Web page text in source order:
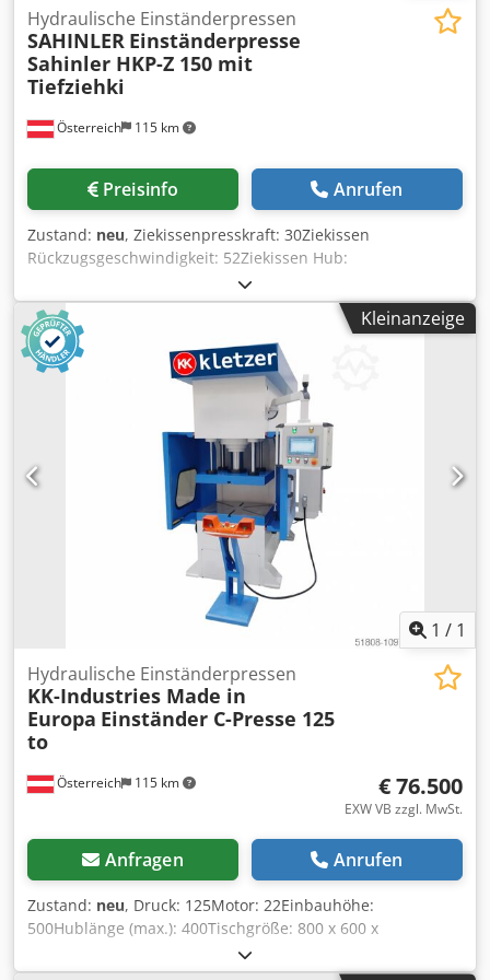
Österreich 115 km
Hydraulische Einständerpressen
SAHINLER Einständerpresse
Sahinler HKP-Z 150 mit
Tiefziehki
Preisinfo Anrufen
Zustand: neu, Ziekissenpresskraft: 30Ziekissen
Rückzugsgeschwindigkeit: 52Ziekissen Hub:
200Einbauhöhe: 750Druck: 150Hub: 500 mit Ziehkissen
Lichtschranken manueller und automatischer Betrieb
manuelle Hubverstellung über Nockenschalter
wartungsfreie selbstschmierende 4-fach Stößelführungen
Aufspannplatte mit T-Nuten Ausführung gemäß CE
Vorschriften (Symbolfoto) Presskraft: 150 to Druck: 254 bar
Tisch: 1200 x 750 mm Credpfx Aiod Ab Ilsdjf
Stösselabmessungen: 950 x 650 mm Bohrung im Tisch: 120
mm Hub: 500 mm Einbauhöhe: 750 mm Eilgang: 100 mm/s
Arbeitsgeschwindigkeit: 5,5 mm/s
Rückzugsgeschwindigkeit: 165 mm/s Motor: 11 kW
Ziehkissen: Presskraft 32 to; Hub 200 mm; Druck 160 bar;
Rückzugsgeschwindigkeit 40 mm/s Abmessungen: 540 x
720 mm Länge: 2.225 mm Breite: 1.600 mm Höhe: 3.850
Kleinanzeige
1 / 1
Österreich 115 km
Hydraulische Einständerpressen
KK-Industries Made in
Europa Einständer C-Presse 125
to
€ 76.500
EXW VB zzgl. MwSt.
Anfragen Anrufen
Zustand: neu, Druck: 125Motor: 22Einbauhöhe:
500Hublänge (max.): 400Tischgröße: 800 x 600 x
120Stößelfläche: 800 x 600 x 300Tischhöhe: 850Abmessung
(LxBxH): 1.600 x 2.000 x 3.200Gewicht ca.: 7.000Ölfüllung: